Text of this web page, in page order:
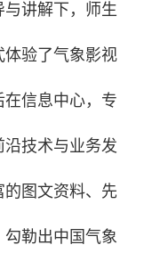
讲解下，师生
验了气象影视
信息中心，专
技术与业务发
图文资料、先
勒出中国气象